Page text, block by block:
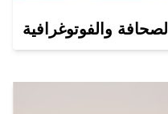
الصحافة والفوتوغرافية